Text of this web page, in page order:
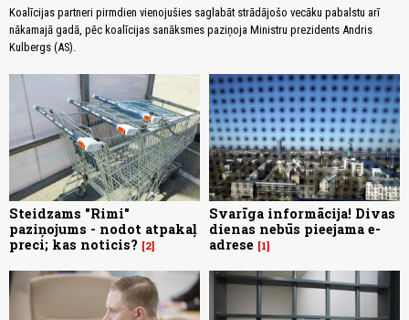
Koalīcijas partneri pirmdien vienojušies saglabāt strādājošo vecāku pabalstu arī
nākamajā gadā, pēc koalīcijas sanāksmes paziņoja Ministru prezidents Andris
Kulbergs (AS).
Steidzams "Rimi"
paziņojums - nodot atpakaļ
preci; kas noticis?
2
Svarīga informācija! Divas
dienas nebūs pieejama e-
adrese
1